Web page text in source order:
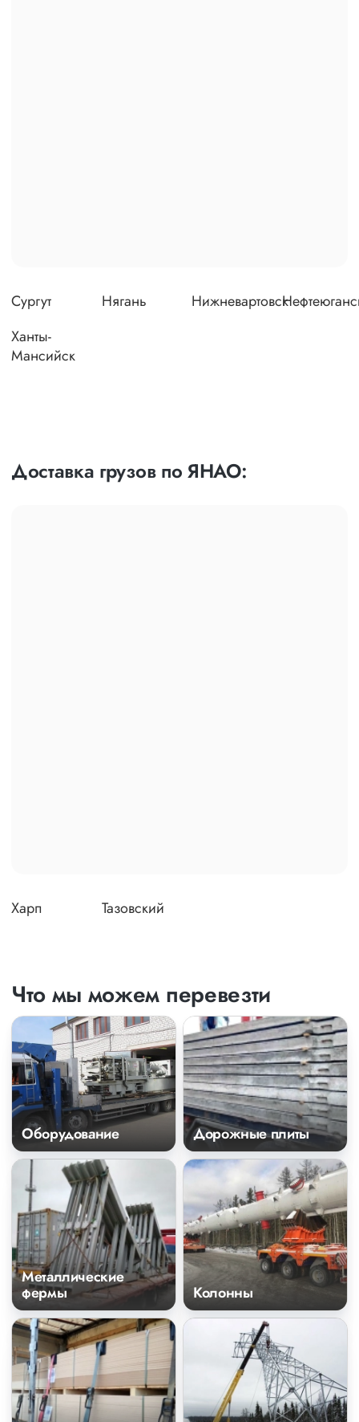
Сургут Нягань Нижневартовск
Ханты-
Мансийск
Доставка грузов по ЯНАО:
Харп Тазовский
Что мы можем перевезти
Оборудование Дорожные плиты
Металлические
фермы Колонны